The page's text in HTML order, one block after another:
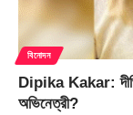
বিনোদন
Dipika Kakar:
অভিনেত্রী?